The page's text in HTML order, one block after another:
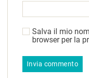
Salva il mio
browser per la